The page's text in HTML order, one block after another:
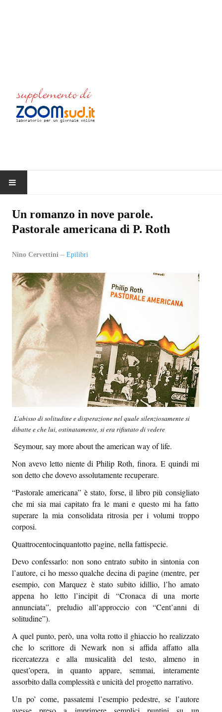
EPI-STAFF
CONTATTI
QUOVADIS
SEZIONI
Oltre il presente
Oltre i sensi
Entro e non oltre
In-oltre
Sapori e dissapori
Racconti di viaggio
Quovadis
Epiquark
Epilibri
Boheme
Epischermo
Editoriale
Open
Episcatti
Epikastron
Un romanzo in nove parole.
Pastorale americana di P. Roth
Nino Cervettini Epilibri
L’abisso di solitudine e disperazione nel quale silenziosamente si
dibatte e che lui, ostinatamente, si era rifiutato di vedere
Seymour, say more about the american way of life.
Non avevo letto niente di Philip Roth, finora. E quindi mi
son detto che dovevo assolutamente recuperare.
“Pastorale americana” è stato, forse, il libro più consigliato
che mi sia mai capitato fra le mani e questo mi ha fatto
superare la mia consolidata ritrosia per i volumi troppo
corposi.
Quattrocentocinquantotto pagine, nella fattispecie.
Devo confessarlo: non sono entrato subito in sintonia con
l’autore, ci ho messo qualche decina di pagine (mentre, per
esempio, con Marquez è stato subito idillio, l’ho amato
appena ho letto l’incipit di “Cronaca di una morte
annunciata”, preludio all’approccio con “Cent’anni di
solitudine”).
A quel punto, però, una volta rotto il ghiaccio ho realizzato
che lo scrittore di Newark non si affida affatto alla
ricercatezza e alla musicalità del testo, almeno in
quest’opera, in quanto appare, semmai, interamente
assorbito dalla complessità e unicità del progetto narrativo.
Un po’ come, passatemi l’esempio pedestre, se l’autore